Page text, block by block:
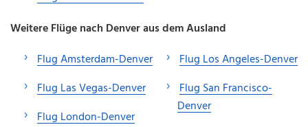
Weitere Flüge nach Denver aus dem Ausland
Flug Amsterdam-Denver
Flug Las Vegas-Denver
Flug London-Denver
Flug Los Angeles-Denver
Flug San Francisco-
Denver